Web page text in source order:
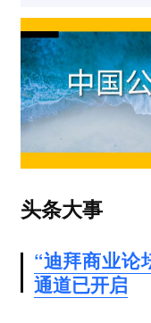
头条大事
“迪拜商业论
通道已开启